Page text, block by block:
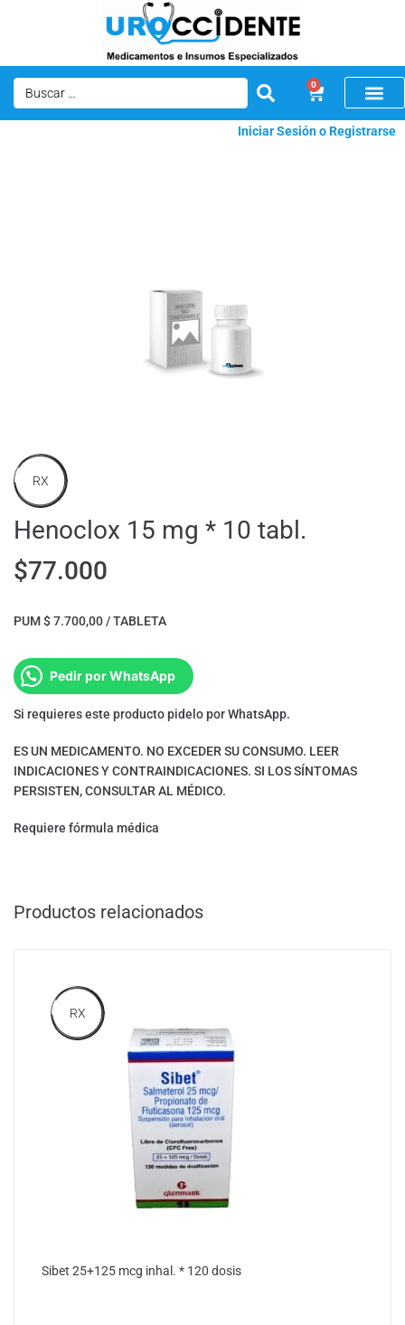
0
Iniciar Sesión o Registrarse
RX
Henoclox 15 mg * 10 tabl.
$77.000
PUM $ 7.700,00 / TABLETA
Pedir por WhatsApp
Si requieres este producto pidelo por WhatsApp.
ES UN MEDICAMENTO. NO EXCEDER SU CONSUMO. LEER
INDICACIONES Y CONTRAINDICACIONES. SI LOS SÍNTOMAS
PERSISTEN, CONSULTAR AL MÉDICO.
Requiere fórmula médica
Productos relacionados
RX
Sibet 25+125 mcg inhal. * 120 dosis